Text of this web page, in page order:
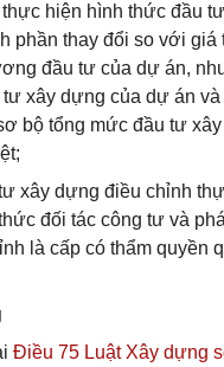
hiện hình thức đầu
phần thay đổi so với
đầu tư của dự án,
xây dựng của dự án
bộ tổng mức đầu tư
xây dựng điều chỉnh
đối tác công tư và
là cấp có thẩm quyền
Điều 75 Luật Xây dựng